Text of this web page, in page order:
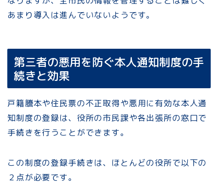
あまり導入は進んでいないようです。
第三者の悪用を防ぐ本人通知制度の手
続きと効果
戸籍謄本や住民票の不正取得や悪用に有効な本人通
知制度の登録は、役所の市民課や各出張所の窓口で
手続きを行うことができます。
この制度の登録手続きは、ほとんどの役所で以下の
２点が必要です。